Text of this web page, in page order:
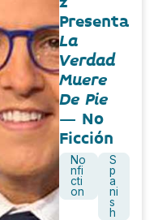
Presenta
La
Verdad
Muere
De Pie
– No
Ficción
No
nfi
cti
on
S
p
a
ni
s
h